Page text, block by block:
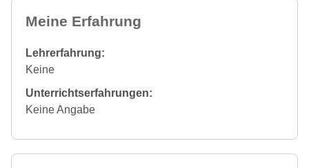
Meine Erfahrung
Lehrerfahrung:
Keine
Unterrichtserfahrungen:
Keine Angabe